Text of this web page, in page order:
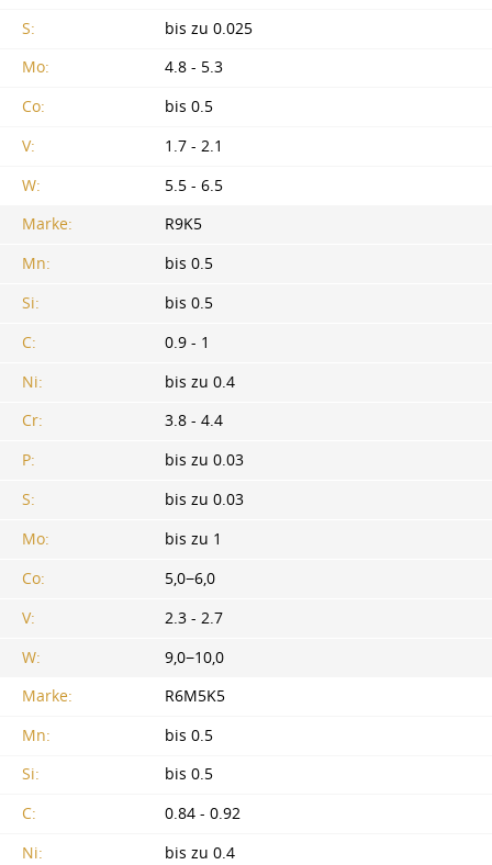
S:
bis zu 0.025
Mo:
4.8 - 5.3
Co:
bis 0.5
V:
1.7 - 2.1
W:
5.5 - 6.5
Marke:
R9K5
Mn:
bis 0.5
Si:
bis 0.5
C:
0.9 - 1
Ni:
bis zu 0.4
Cr:
3.8 - 4.4
P:
bis zu 0.03
S:
bis zu 0.03
Mo:
bis zu 1
Co:
5,0−6,0
V:
2.3 - 2.7
W:
9,0−10,0
Marke:
R6M5K5
Mn:
bis 0.5
Si:
bis 0.5
C:
0.84 - 0.92
Ni:
bis zu 0.4